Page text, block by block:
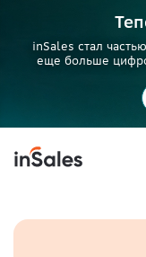
inSales стал
еще больше